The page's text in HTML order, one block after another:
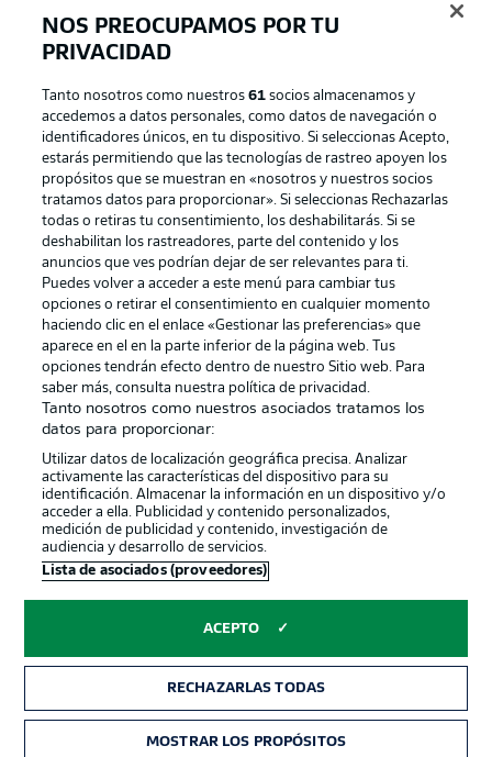
Football as it's meant to be
BUNDESLIGA APP
Official Partners
Trabajos
Jugadores Condiciones de uso
NOS PREOCUPAMOS POR TU
PRIVACIDAD
Tanto nosotros como nuestros61 socios almacenamos y
accedemos a datos personales, como datos de navegación o
identificadores únicos, en tu dispositivo. Si seleccionas Acepto,
estarás permitiendo que las tecnologías de rastreo apoyen los
propósitos que se muestran en «nosotros y nuestros socios
tratamos datos para proporcionar». Si seleccionas Rechazarlas
todas o retiras tu consentimiento, los deshabilitarás. Si se
deshabilitan los rastreadores, parte del contenido y los
anuncios que ves podrían dejar de ser relevantes para ti.
Puedes volver a acceder a este menú para cambiar tus
opciones o retirar el consentimiento en cualquier momento
haciendo clic en el enlace «Gestionar las preferencias» que
aparece en el en la parte inferior de la página web. Tus
opciones tendrán efecto dentro de nuestro Sitio web. Para
saber más, consulta nuestra política de privacidad.
Tanto nosotros como nuestros asociados tratamos los
datos para proporcionar:
Utilizar datos de localización geográfica precisa. Analizar
activamente las características del dispositivo para su
identificación. Almacenar la información en un dispositivo y/o
acceder a ella. Publicidad y contenido personalizados,
medición de publicidad y contenido, investigación de
audiencia y desarrollo de servicios.
Lista de asociados (proveedores)
ACEPTO
RECHAZARLAS TODAS
MOSTRAR LOS PROPÓSITOS